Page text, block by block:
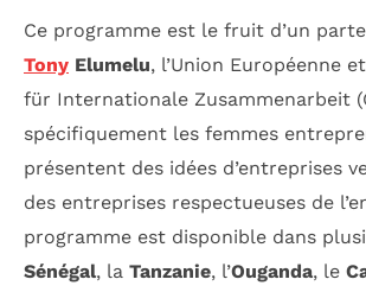
Ce programme est le fruit d’un
Tony Elumelu, l’Union Européenne
für Internationale Zusammenarbeit
spécifiquement les femmes
présentent des idées d’entreprises
des entreprises respectueuses de
programme est disponible dans
Sénégal, la Tanzanie, l’Ouganda, le